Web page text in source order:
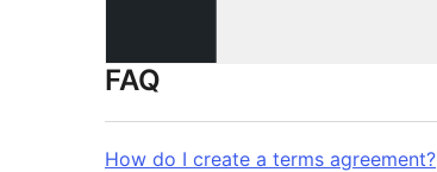
FAQ
How do I create a terms agreement?